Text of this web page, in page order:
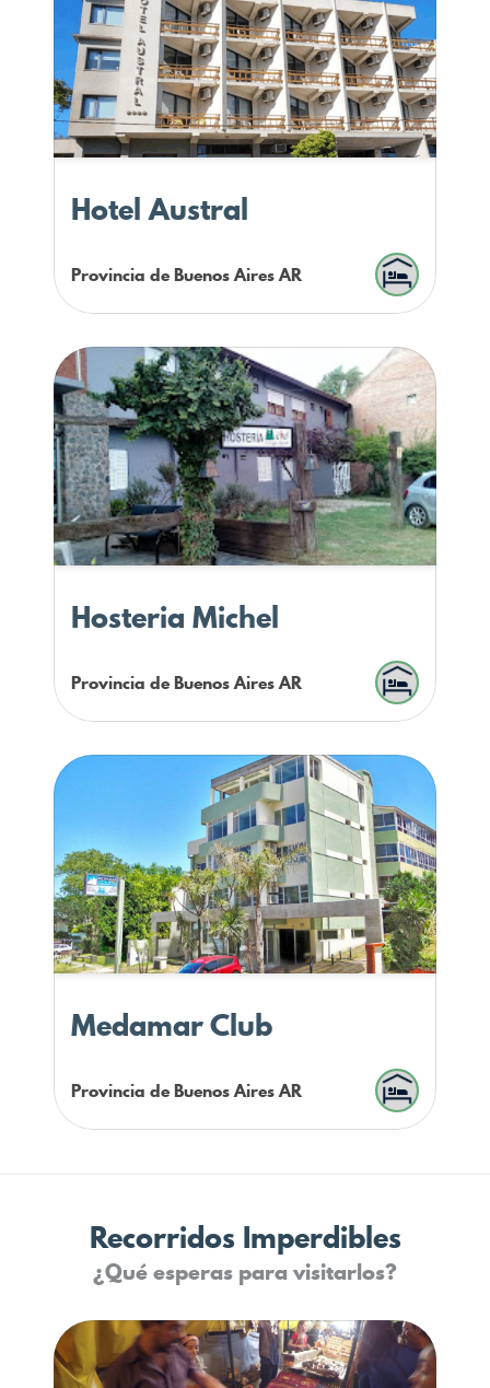
Hotel Austral
Provincia de Buenos AiresAR
Hosteria Michel
Provincia de Buenos AiresAR
Medamar Club
Provincia de Buenos AiresAR
Recorridos Imperdibles
¿Qué esperas para visitarlos?